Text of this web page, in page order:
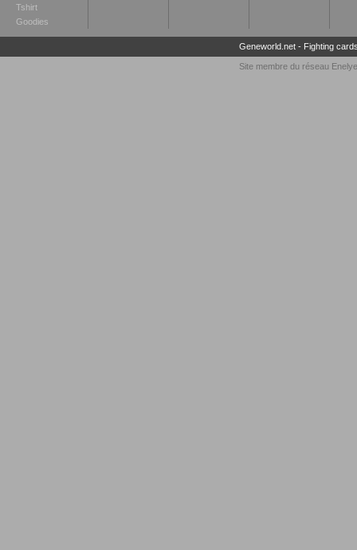
Tshirt
Goodies
Geneworld.net- Fighting
Site membre du réseau Enelye